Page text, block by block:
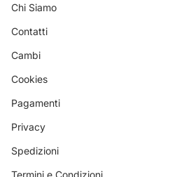
Chi Siamo
Contatti
Cambi
Cookies
Pagamenti
Privacy
Spedizioni
Termini e Condizioni